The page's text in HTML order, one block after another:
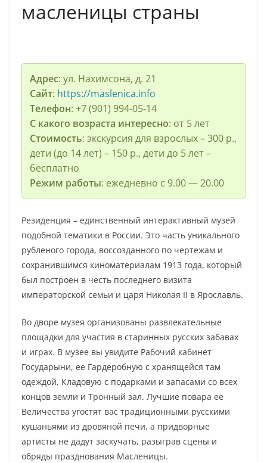
масленицы страны
Адрес: ул. Нахимсона, д. 21
Сайт: https://maslenica.info
Телефон: +7 (901) 994-05-14
С какого возраста интересно: от 5 лет
Стоимость: экскурсия для взрослых – 300 р.,
дети (до 14 лет) – 150 р., дети до 5 лет –
бесплатно
Режим работы: ежедневно с 9.00 — 20.00
Резиденция – единственный интерактивный музей
подобной тематики в России. Это часть уникального
рубленого города, воссозданного по чертежам и
сохранившимся киноматериалам 1913 года, который
был построен в честь последнего визита
императорской семьи и царя Николая II в Ярославль.
Во дворе музея организованы развлекательные
площадки для участия в старинных русских забавах
и играх. В музее вы увидите Рабочий кабинет
Государыни, ее Гардеробную с хранящейся там
одеждой, Кладовую с подарками и запасами со всех
концов земли и Тронный зал. Лучшие повара ее
Величества угостят вас традиционными русскими
кушаньями из дровяной печи, а придворные
артисты не дадут заскучать, разыграв сцены и
обряды празднования Масленицы.